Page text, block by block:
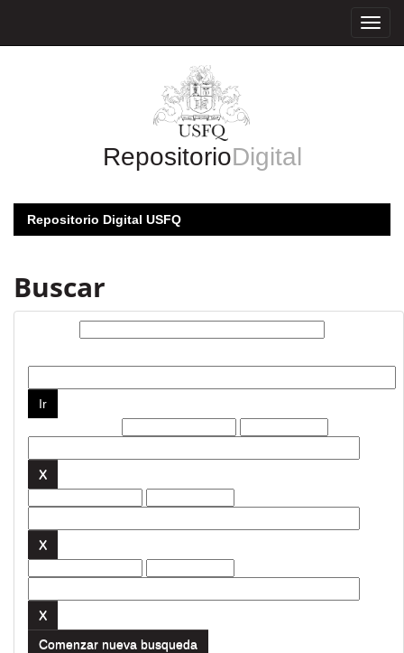
RepositorioDigital
Repositorio Digital USFQ
Buscar
Comenzar nueva busqueda